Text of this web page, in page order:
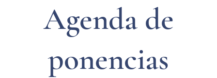
Agenda de
ponencias